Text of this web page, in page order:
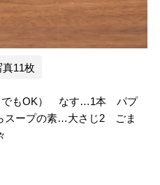
真11枚
でもOK） なす…1本 パプ
ープの素…大さじ2 ごま